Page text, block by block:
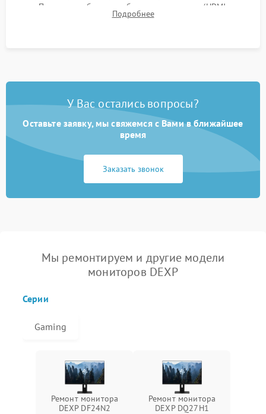
Проверка работоспособности всех портов (HDMI,
DisplayPort, VGA) и кнопок управления под нагрузкой в
Подробнее
У Вас остались вопросы?
Оставьте заявку, мы свяжемся с Вами в ближайшее
время
Заказать звонок
Мы ремонтируем и другие модели
мониторов DEXP
Серии
Gaming
Ремонт монитора
DEXP DF24N2
Ремонт монитора
DEXP DQ27H1